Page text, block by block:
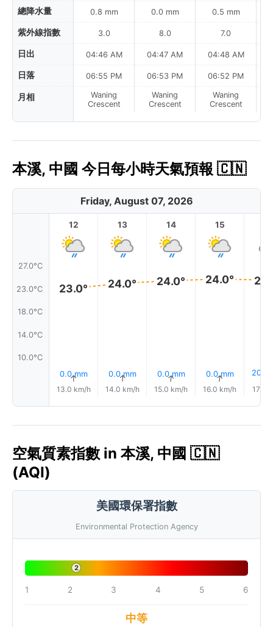
總降水量
紫外線指數
日出
日落
月相
0.8 mm
3.0
04:46 AM
06:55 PM
Waning
Crescent
0.0 mm
8.0
04:47 AM
06:53 PM
Waning
Crescent
0.5 mm
7.0
04:48 AM
06:52 PM
Waning
Crescent
本溪, 中國 今日每小時天氣預報 🇨🇳
Friday, August 07, 2026
27.0°C
23.0°C
18.0°C
14.0°C
10.0°C
12
23.0°
0.0 mm
↑
13.0 km/h
13
24.0°
0.0 mm
↑
14.0 km/h
14
24.0°
0.0 mm
↑
15.0 km/h
15
24.0°
0.0 mm
↑
16.0 km/h
20%
17.0
空氣質素指數 in 本溪, 中國 🇨🇳
(AQI)
美國環保署指數
Environmental Protection Agency
2
1 2 3 4 5 6
中等